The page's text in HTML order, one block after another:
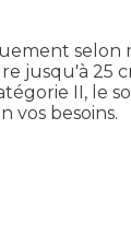
selon
jusqu'à 25
II, le
vos besoins.